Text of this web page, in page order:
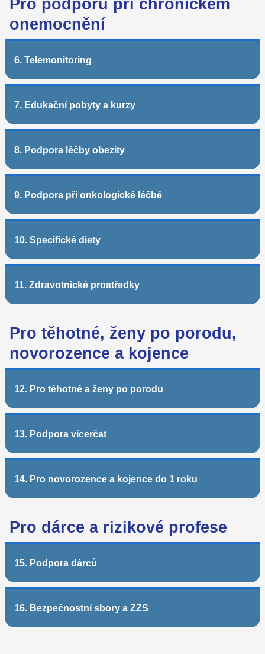
Pro podporu při chronickém
onemocnění
6. Telemonitoring
7. Edukační pobyty a kurzy
8. Podpora léčby obezity
9. Podpora při onkologické léčbě
10. Specifické diety
11. Zdravotnické prostředky
Pro těhotné, ženy po porodu,
novorozence a kojence
12. Pro těhotné a ženy po porodu
13. Podpora vícerčat
14. Pro novorozence a kojence do 1 roku
Pro dárce a rizikové profese
15. Podpora dárců
16. Bezpečnostní sbory a ZZS